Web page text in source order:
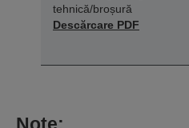
tehnică/broșură
Descărcare PDF
Note: